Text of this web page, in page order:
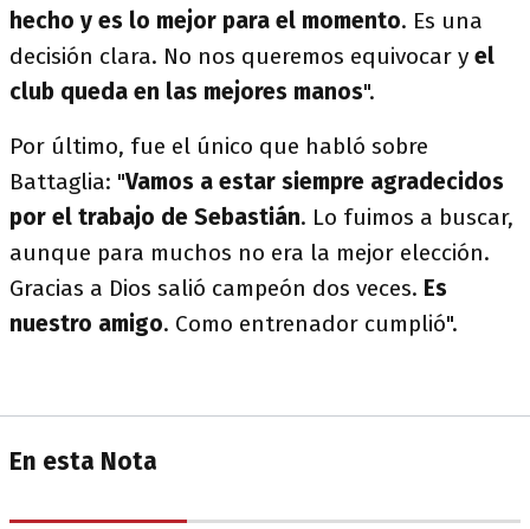
hecho y es lo mejor para el momento. Es una
decisión clara. No nos queremos equivocar y el
club queda en las mejores manos".
Por último, fue el único que habló sobre
Battaglia: "Vamos a estar siempre agradecidos
por el trabajo de Sebastián. Lo fuimos a buscar,
aunque para muchos no era la mejor elección.
Gracias a Dios salió campeón dos veces. Es
nuestro amigo. Como entrenador cumplió".
En esta Nota